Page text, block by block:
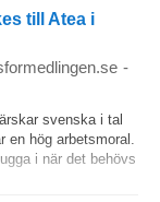
till Atea i
-
svenska i tal
en hög arbetsmoral.
i när det behövs